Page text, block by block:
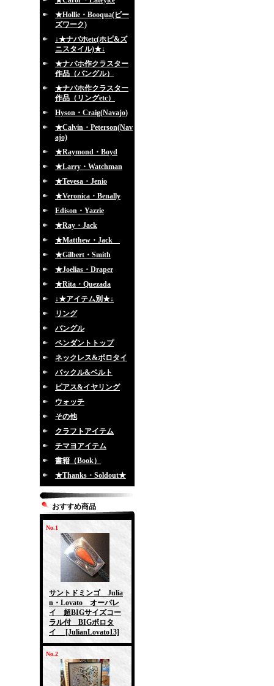
★Hollie・Booqua(ビー
ズワーク)
↓★ナバホetc(ホピ&ズ
ニスタイル)★↓
★ナバホ作クラスター
作品（バングル）
★ナバホ作クラスター
作品（リングetc）
Hyson・Craig(Navajo)
★Calvin・Peterson(Nav
ajo)
★Raymond・Boyd
★Larry・Watchman
★Tevesa・Jenio
★Veronica・Benally
Edison・Yazzie
★Ray・Jack
★Matthew・Jack
★Gilbert・Smith
★Joelias・Draper
★Rita・Quezada
↓★アイテム別★↓
リング
バングル
ペンダントトップ
ネックレス&ボロタイ
バックル&ベルト
ピアス&イヤリング
ウォッチ
その他
クラフトアイテム
チマヨアイテム
書籍（Book）
★Thanks・Soldout★
おすすめ商品
No.1
サントドミンゴ Julia
n・Lovato オーバレ
イ 超BIGサイズコー
ラル付 BIGボロタ
イ
[JulianLovato13]
No.2